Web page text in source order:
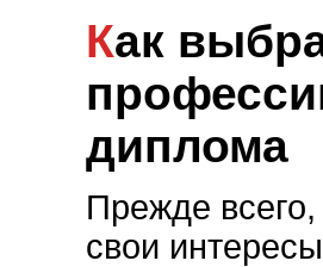
Как выбрать
диплома
Прежде
свои